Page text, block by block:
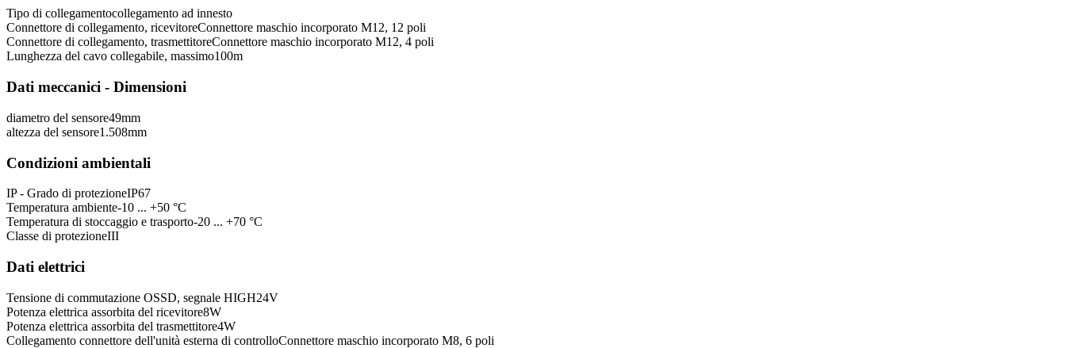
Tipo di collegamentocollegamento ad innesto
Connettore di collegamento, ricevitoreConnettore maschio incorporato M12, 12 poli
Connettore di collegamento, trasmettitoreConnettore maschio incorporato M12, 4 poli
Lunghezza del cavo collegabile, massimo100m
Dati meccanici - Dimensioni
diametro del sensore49mm
altezza del sensore1.508mm
Condizioni ambientali
IP - Grado di protezioneIP67
Temperatura ambiente-10 ... +50 °C
Temperatura di stoccaggio e trasporto-20 ... +70 °C
Classe di protezioneIII
Dati elettrici
Tensione di commutazione OSSD, segnale HIGH24V
Potenza elettrica assorbita del ricevitore8W
Potenza elettrica assorbita del trasmettitore4W
Collegamento connettore dell'unità esterna di controlloConnettore maschio incorporato M8, 6 poli